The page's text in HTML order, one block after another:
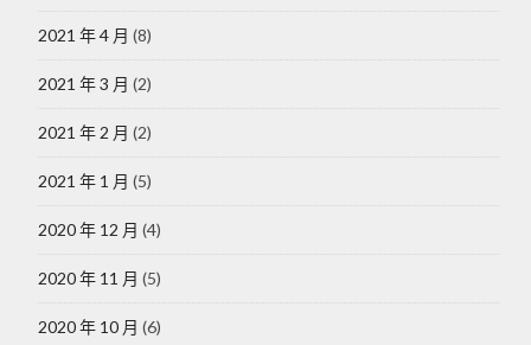
2021 年 4 月 (8)
2021 年 3 月 (2)
2021 年 2 月 (2)
2021 年 1 月 (5)
2020 年 12 月 (4)
2020 年 11 月 (5)
2020 年 10 月 (6)